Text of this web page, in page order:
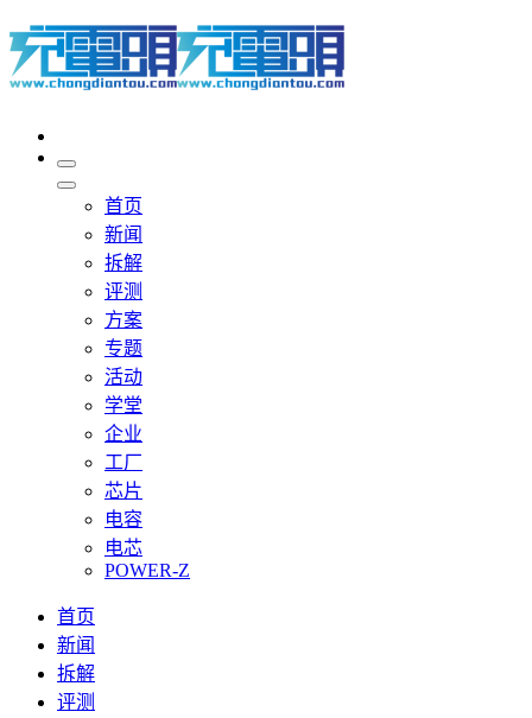
首页
新闻
拆解
评测
方案
专题
活动
学堂
企业
工厂
芯片
电容
电芯
POWER-Z
首页
新闻
拆解
评测